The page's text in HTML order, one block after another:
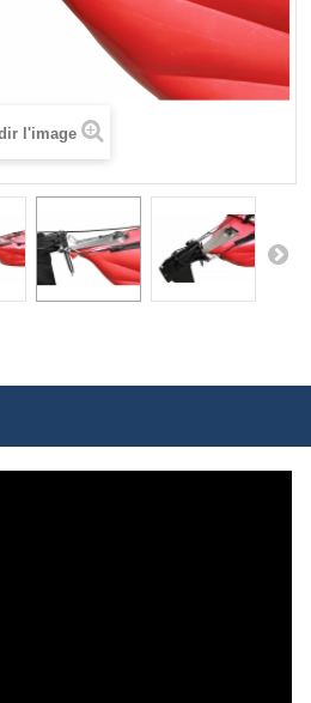
l'image